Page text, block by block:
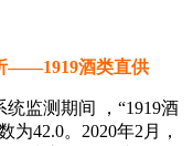
——1919酒类直供
监测期间 ，“1919酒
42.0。2020年2月，